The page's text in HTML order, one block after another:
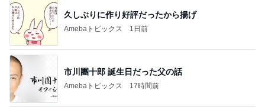
久しぶりに作り好評だったから揚げ
Amebaトピックス 1日前
市川團十郎 誕生日だった父の話
Amebaトピックス 17時間前